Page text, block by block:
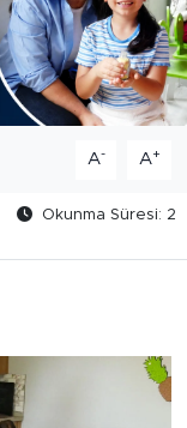
A- A+
Okunma Süresi: 2